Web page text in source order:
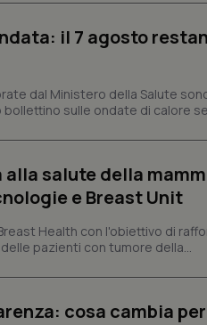
il 7 agosto
dal Ministero della Salute
sulle ondate di calore
salute della
e Breast Unit
Health con l'obiettivo di
pazienti con tumore della...
cosa cambia
Statistici Marketing
Scadenza
Descrizione
settimane
scelte di consenso e
interazione con il sito.
del visitatore riguardo a
preferenze siano
settimane
Questo cookie viene
Script.com per